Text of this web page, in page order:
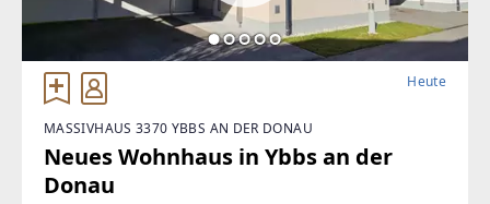
Heute
MASSIVHAUS 3370 YBBS AN DER DONAU
Neues Wohnhaus in Ybbs an der
Donau